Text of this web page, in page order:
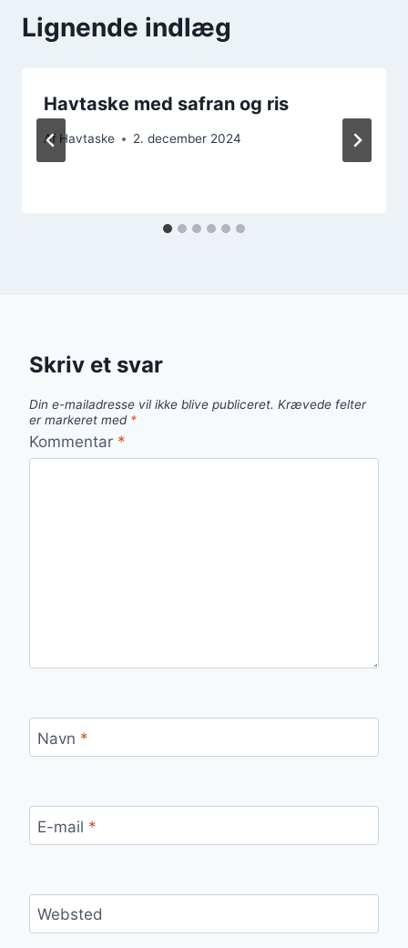
Lignende indlæg
Havtaske med safran og ris
Af Havtaske 2. december 2024
Skriv et svar
Din e-mailadresse vil ikke blive publiceret. Krævede felter
er markeret med *
Kommentar *
Navn *
E-mail *
Websted